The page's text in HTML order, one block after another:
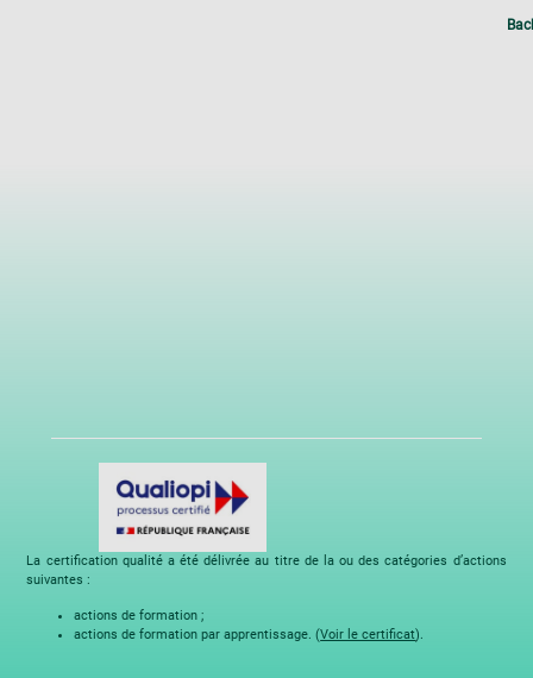
La certification qualité a été délivrée au titre de la ou des catégories d’actions
suivantes :
actions de formation ;
actions de formation par apprentissage. (Voir le certificat).